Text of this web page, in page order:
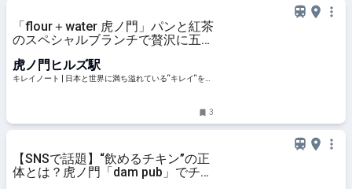
「flour＋water 虎ノ門」パンと紅茶
のスペシャルブランチで贅沢に五感
虎ノ門ヒルズ駅
キレイノート | 日本と世界に満ち溢れている“キレイ“をさ
3
【SNSで話題】“飲めるチキン”の正
体とは？虎ノ門「dam pub」でチキ